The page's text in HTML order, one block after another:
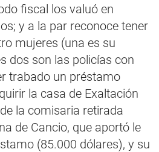
fiscal los valuó en
y a la par reconoce tener
mujeres (una es su
dos son las policías con
trabado un préstamo
la casa de Exaltación
la comisaria retirada
de Cancio, que aportó le
(85.000 dólares), y su